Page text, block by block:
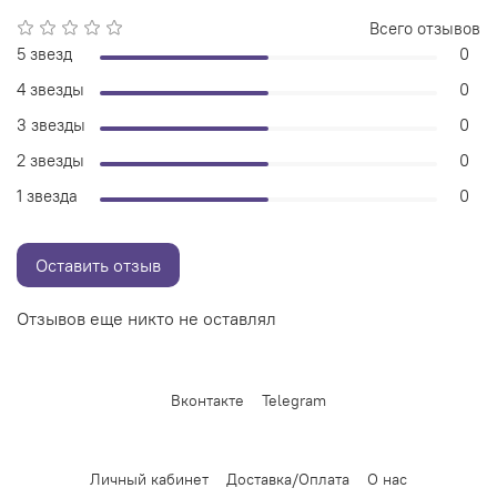
Отзывов еще никто не оставлял
Всего отзывов
5 звезд
0
4 звезды
0
3 звезды
0
2 звезды
0
1 звезда
0
Оставить отзыв
Вконтакте Telegram
Личный кабинет Доставка/Оплата
О нас